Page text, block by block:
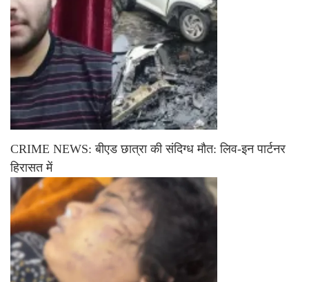
CRIME NEWS: बीएड छात्रा की संदिग्ध मौत: लिव-इन पार्टनर
हिरासत में